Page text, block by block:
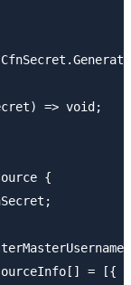
=> void;
{
= [{